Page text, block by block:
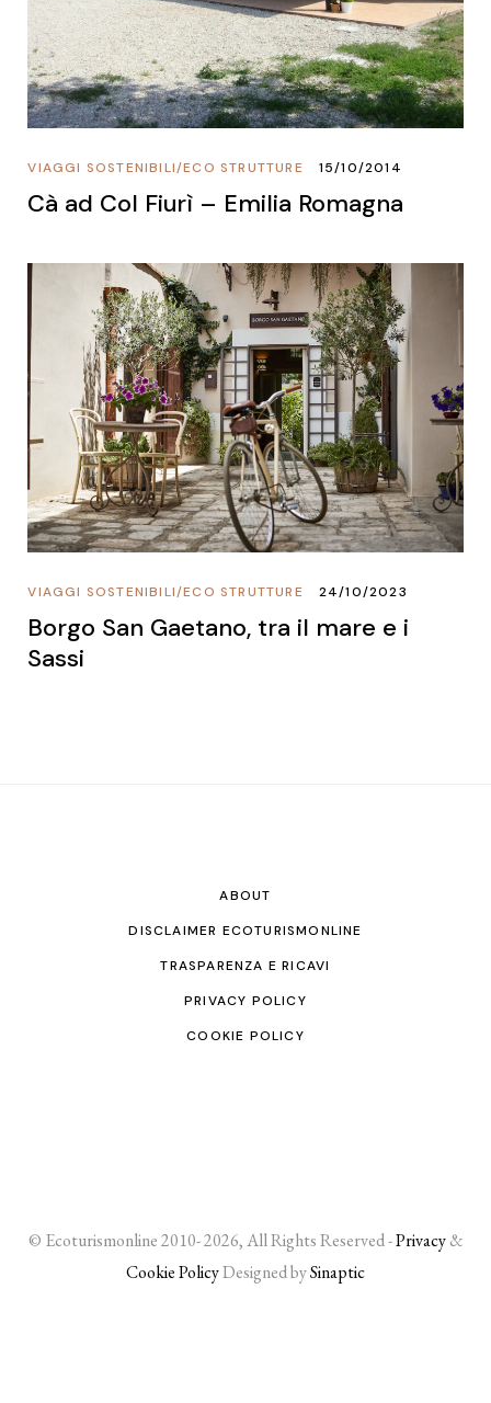
ECO STRUTTURE
/
VIAGGI SOSTENIBILI 15/10/2014
Cà ad Col Fiurì – Emilia Romagna
ECO STRUTTURE
/
VIAGGI SOSTENIBILI 24/10/2023
Borgo San Gaetano, tra il mare e i
Sassi
ABOUT
DISCLAIMER ECOTURISMONLINE
TRASPARENZA E RICAVI
PRIVACY POLICY
COOKIE POLICY
© Ecoturismonline 2010- 2026, All Rights Reserved -Privacy&
Cookie PolicyDesigned bySinaptic